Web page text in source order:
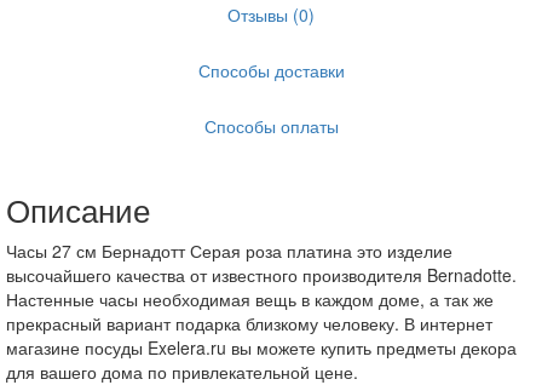
Отзывы (0)
Способы доставки
Способы оплаты
Описание
Часы 27 см Бернадотт Серая роза платина это изделие
высочайшего качества от известного производителя Bernadotte.
Настенные часы необходимая вещь в каждом доме, а так же
прекрасный вариант подарка близкому человеку. В интернет
магазине посуды Exelera.ru вы можете купить предметы декора
для вашего дома по привлекательной цене.